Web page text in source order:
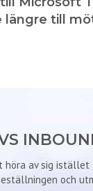
längre till
höra av sig
och